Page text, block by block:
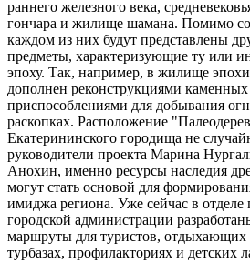
раннего железного века,
гончара и жилище шамана. Помимо
каждом из них будут представлены
предметы, характеризующие ту или
эпоху. Так, например, в жилище эпохи
дополнен реконструкциями
приспособлениями для добывания
раскопках. Расположение
Екатерининского городища не
руководители проекта Марина
Анохин, именно ресурсы наследия
могут стать основой для
имиджа региона. Уже сейчас в отделе
городской администрации
маршруты для туристов, отдыхающих
турбазах, профилакториях и детских